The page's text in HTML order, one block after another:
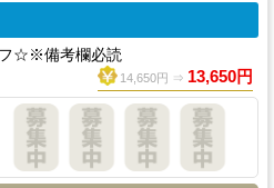
フ☆※備考欄必読
14,650円 ⇒ 13,650円